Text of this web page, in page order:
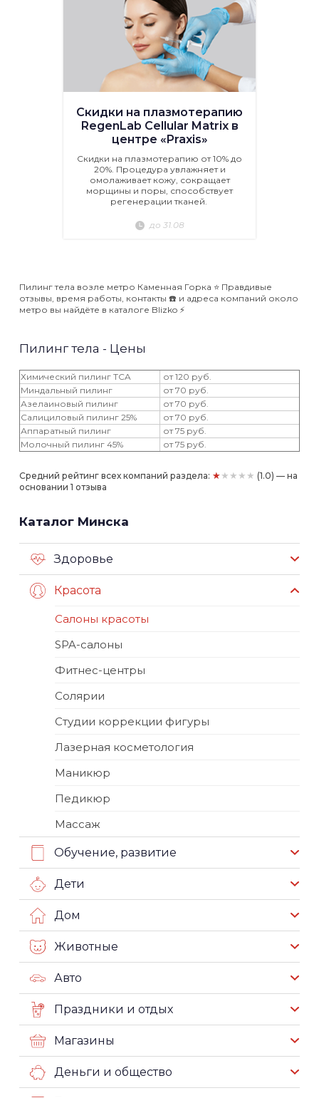
Скидки на плазмотерапию
RegenLab Cellular Matrix в
центре «Praxis»
Скидки на плазмотерапию от 10% до
20%. Процедура увлажняет и
омолаживает кожу, сокращает
морщины и поры, способствует
регенерации тканей.
до 31.08
Пилинг тела возле метро Каменная Горка ⭐️ Правдивые
отзывы, время работы, контакты ☎️ и адреса компаний около
метро вы найдёте в каталоге Blizko ⚡️
Пилинг тела - Цены
Химический пилинг TCA
от 120 руб.
Миндальный пилинг
от 70 руб.
Азелаиновый пилинг
от 70 руб.
Салициловый пилинг 25%
от 70 руб.
Аппаратный пилинг
от 75 руб.
Молочный пилинг 45%
от 75 руб.
Средний рейтинг всех компаний раздела: ★★★★★ (1.0) — на
основании 1 отзыва
Каталог Минска
Здоровье
Красота
Салоны красоты
SPA-салоны
Фитнес-центры
Солярии
Студии коррекции фигуры
Лазерная косметология
Маникюр
Педикюр
Массаж
Обучение, развитие
Дети
Дом
Животные
Авто
Праздники и отдых
Магазины
Деньги и общество